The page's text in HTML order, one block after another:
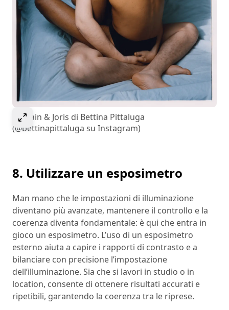
Select to expand image
Romain & Joris di Bettina Pittaluga
(@bettinapittaluga su Instagram)
8. Utilizzare un esposimetro
Man mano che le impostazioni di illuminazione
diventano più avanzate, mantenere il controllo e la
coerenza diventa fondamentale: è qui che entra in
gioco un esposimetro. L’uso di un esposimetro
esterno aiuta a capire i rapporti di contrasto e a
bilanciare con precisione l’impostazione
dell’illuminazione. Sia che si lavori in studio o in
location, consente di ottenere risultati accurati e
ripetibili, garantendo la coerenza tra le riprese.